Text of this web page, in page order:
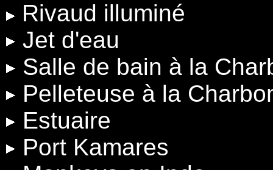
Rivaud illuminé
Jet d'eau
Salle de bain à la
Pelleteuse à la
Estuaire
Port Kamares